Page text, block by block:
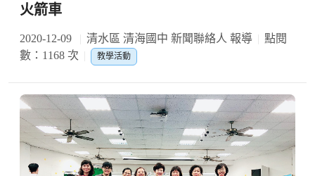
火箭車
2020-12-09 清水區 清海國中 新聞聯絡人 報導
點閱
數：1168 次
教學活動